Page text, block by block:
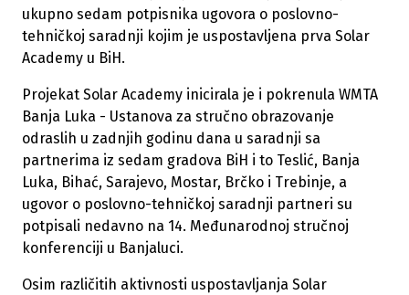
ukupno sedam potpisnika ugovora o poslovno-
tehničkoj saradnji kojim je uspostavljena prva Solar
Academy u BiH.
Projekat Solar Academy inicirala je i pokrenula WMTA
Banja Luka - Ustanova za stručno obrazovanje
odraslih u zadnjih godinu dana u saradnji sa
partnerima iz sedam gradova BiH i to Teslić, Banja
Luka, Bihać, Sarajevo, Mostar, Brčko i Trebinje, a
ugovor o poslovno-tehničkoj saradnji partneri su
potpisali nedavno na 14. Međunarodnoj stručnoj
konferenciji u Banjaluci.
Osim različitih aktivnosti uspostavljanja Solar